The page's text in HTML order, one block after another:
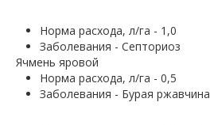
Норма расхода, л/га - 1,0
Заболевания - Септориоз
Ячмень яровой
Норма расхода, л/га - 0,5
Заболевания - Бурая ржавчина